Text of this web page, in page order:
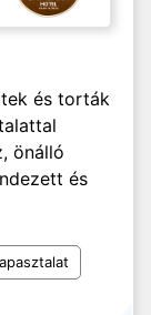
és torták
önálló
és